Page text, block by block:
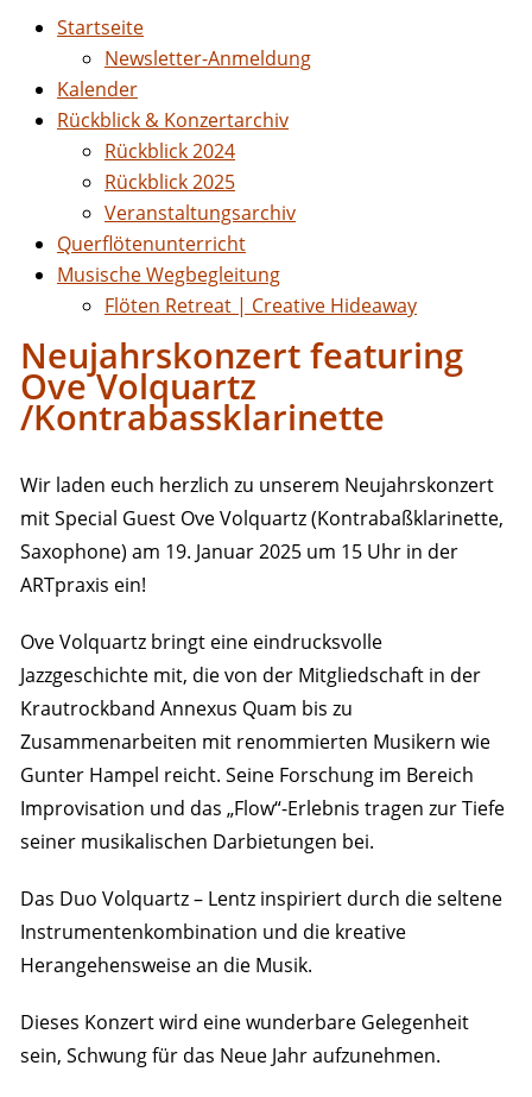
Startseite
Newsletter-Anmeldung
Kalender
Rückblick & Konzertarchiv
Rückblick 2024
Rückblick 2025
Veranstaltungsarchiv
Querflötenunterricht
Musische Wegbegleitung
Flöten Retreat | Creative Hideaway
Neujahrskonzert featuring
Ove Volquartz
/Kontrabassklarinette
Wir laden euch herzlich zu unserem Neujahrskonzert
mit Special Guest Ove Volquartz (Kontrabaßklarinette,
Saxophone) am 19. Januar 2025 um 15 Uhr in der
ARTpraxis ein!
Ove Volquartz bringt eine eindrucksvolle
Jazzgeschichte mit, die von der Mitgliedschaft in der
Krautrockband Annexus Quam bis zu
Zusammenarbeiten mit renommierten Musikern wie
Gunter Hampel reicht. Seine Forschung im Bereich
Improvisation und das „Flow“-Erlebnis tragen zur Tiefe
seiner musikalischen Darbietungen bei.
Das Duo Volquartz – Lentz inspiriert durch die seltene
Instrumentenkombination und die kreative
Herangehensweise an die Musik.
Dieses Konzert wird eine wunderbare Gelegenheit
sein, Schwung für das Neue Jahr aufzunehmen.